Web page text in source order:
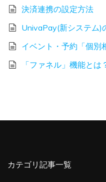
決済連携の設定方法
UnivaPay(新システム)
イベント・予約「個別
「ファネル」機能とは
カテゴリ記事一覧